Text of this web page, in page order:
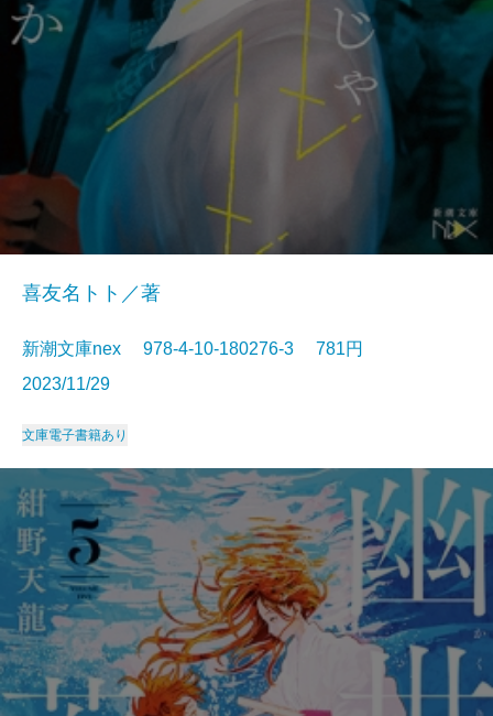
喜友名トト／著
新潮文庫nex 978-4-10-180276-3 781円
2023/11/29
文庫電子書籍あり